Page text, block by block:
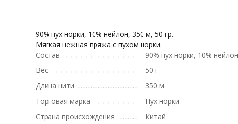
90% пух норки, 10% нейлон, 350 м, 50 гр.
Мягкая нежная пряжа с пухом норки.
Состав
90% пух норки, 10% нейлон
Вес
50 г
Длина нити
350 м
Торговая марка
Пух норки
Страна происхождения
Китай